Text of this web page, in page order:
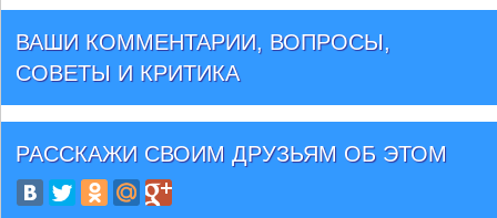
ВАШИ КОММЕНТАРИИ, ВОПРОСЫ,
СОВЕТЫ И КРИТИКА
РАССКАЖИ СВОИМ ДРУЗЬЯМ ОБ ЭТОМ